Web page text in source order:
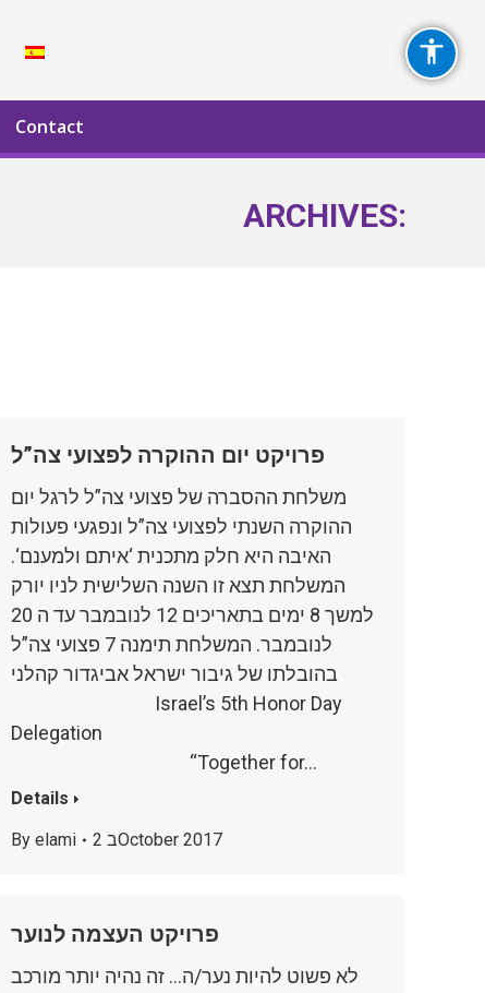
Contact
ARCHIVES:
פרויקט יום ההוקרה לפצועי צה”ל
משלחת ההסברה של פצועי צה”ל לרגל יום
ההוקרה השנתי לפצועי צה”ל ונפגעי פעולות
האיבה היא חלק מתכנית ‘איתם ולמענם‘.
המשלחת תצא זו השנה השלישית לניו יורק
למשך 8 ימים בתאריכים 12 לנובמבר עד ה 20
לנובמבר. המשלחת תימנה 7 פצועי צה”ל
בהובלתו של גיבור ישראל אביגדור קהלני
Israel’s 5th Honor Day
Delegation
“Together for…
Details
By elami 2 בOctober 2017
פרויקט העצמה לנוער
לא פשוט להיות נער/ה… זה נהיה יותר מורכב